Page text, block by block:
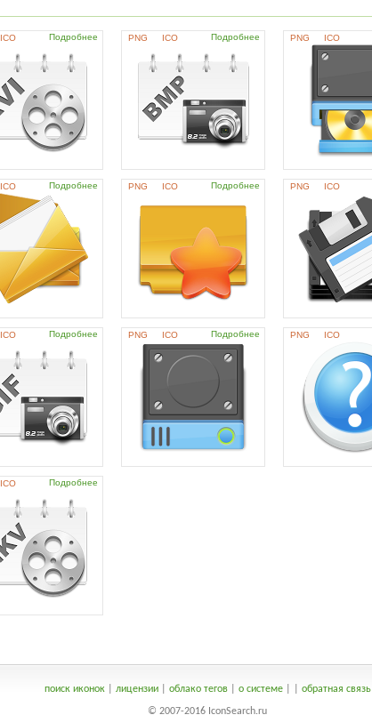
ICO Подробнее PNG ICO Подробнее PNG ICO
ICO Подробнее PNG ICO Подробнее PNG ICO
ICO Подробнее PNG ICO Подробнее PNG ICO
ICO Подробнее
поиск иконок| лицензии| облако тегов| о системе| обратная связь
© 2007-2016 IconSearch.ru